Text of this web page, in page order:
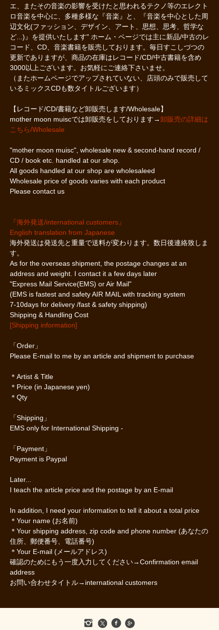
エ、またその音楽の影響を受けたと思われるテクノ等のエレクト
ロ音楽を中心に、多種多様な『音楽』と、『音楽を中心とした周
辺文化(ファッション、デザイン、アート、思想、思考、哲学な
ど...)』を提供いたします" ホーム・ページでは主に新品/中古のレ
コード、CD、音楽書籍を販売しております。毎日すこしづつの
更新でありますが、商品の在庫はレコード/CD/中古書籍を含め
3000以上ございます。お気軽にご連絡下さいませ。
（またホームページでアップされていない、店頭のみで販売して
いるミックスCDも数タイトルございます）
【レコード/CD/書籍など卸販売します/Wholesale】
mother moon muiscでは卸販売をしております→卸販売の詳細は
こちら/Wholesale
"mother moon muisc", wholesale new & second-hand record /
CD / book etc. handled at our shop.
All goods handled at our shop are wholesaleed
Wholesale price of goods varies with each product
Please contact us
『海外発送/international customers』
English translation from Japanese
海外発送は発送先と重量で送料が変わります。数日後連絡致しま
す。
As for the overseas shipment, the postage changes at an
address and weight. I contact it a few days later
"Express Mail Service(EMS) or Air Mail"
(EMS is fastest and safety AIR MAIL with tracking system
7-10days for delivery /fast & safety shipping)
Shipping & Handling Cost
[Shipping information]
「Order」
Please E-mail to me by an article and shipment to purchase
＊Artist & Title
＊Price (in Japanese yen)
＊Qty
「Shipping」
EMS only for International Shipping -
「Payment」
Payment is Paypal
Later...
I teach the article price and the postage by an E-mail
In addition, I need your information to tell it about a total price
＊Your name (お名前)
＊Your shipping address, zip code and phone number (あなたの
住所、郵便番号、電話番号)
＊Your E-mail (メールアドレス)
確認のためにもう一度入力してください→Confirmation email
address
お問い合わせタイトル→international customers